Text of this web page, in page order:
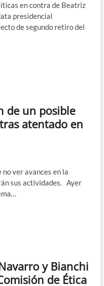
en contra de Beatriz
presidencial
de segundo retiro del
de un posible
atentado en
no ver avances en la
sus actividades. Ayer
y Bianchi
de Ética